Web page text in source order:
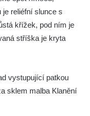
ves
reliéfní slunce s
křížek, pod ním je
stříška je kryta
vystupující patkou
sklem malba Klanění